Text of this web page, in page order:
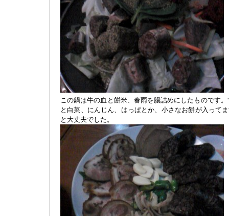
この鍋は牛の血と餅米、春雨を腸詰めにしたものです
と白菜、にんじん、はっぱとか、小さなお餅が入って
と大丈夫でした。